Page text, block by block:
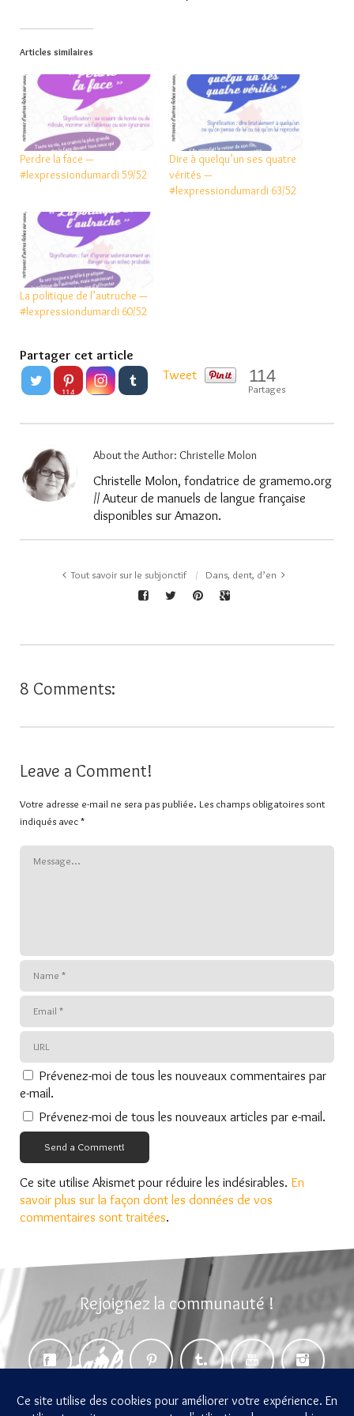
Articles similaires
Perdre la face —
#lexpressiondumardi 59/52
Dire à quelqu’un ses quatre
vérités —
#lexpressiondumardi 63/52
La politique de l’autruche —
#lexpressiondumardi 60/52
Partager cet article
114
Tweet 114
Partages
About the Author: Christelle Molon
Christelle Molon, fondatrice de gramemo.org
// Auteur de manuels de langue française
disponibles sur Amazon.
Tout savoir sur le subjonctif Dans, dent, d’en
8 Comments:
Leave a Comment!
Votre adresse e-mail ne sera pas publiée. Les champs obligatoires sont
indiqués avec*
Prévenez-moi de tous les nouveaux commentaires par
e-mail.
Prévenez-moi de tous les nouveaux articles par e-mail.
Send a Comment!
Ce site utilise Akismet pour réduire les indésirables. En
savoir plus sur la façon dont les données de vos
commentaires sont traitées.
Rejoignez la communauté !